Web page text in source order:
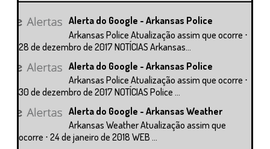
Alerta do Google - Arkansas Police
Arkansas Police Atualização assim que ocorre ⋅
28 de dezembro de 2017 NOTÍCIAS Arkansas...
Alerta do Google - Arkansas Police
Arkansas Police Atualização assim que ocorre ⋅
30 de dezembro de 2017 NOTÍCIAS Police ...
Alerta do Google - Arkansas Weather
Arkansas Weather Atualização assim que
ocorre ⋅ 24 de janeiro de 2018 WEB ...